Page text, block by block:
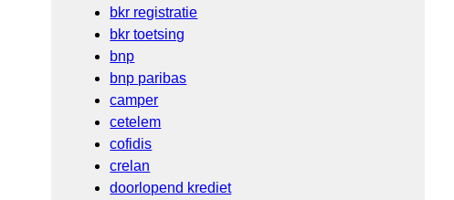
bkr registratie
bkr toetsing
bnp
bnp paribas
camper
cetelem
cofidis
crelan
doorlopend krediet